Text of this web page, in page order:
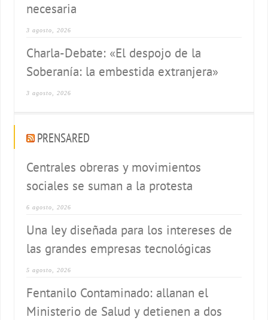
necesaria
3 agosto, 2026
Charla-Debate: «El despojo de la
Soberanía: la embestida extranjera»
3 agosto, 2026
PRENSARED
Centrales obreras y movimientos
sociales se suman a la protesta
6 agosto, 2026
Una ley diseñada para los intereses de
las grandes empresas tecnológicas
5 agosto, 2026
Fentanilo Contaminado: allanan el
Ministerio de Salud y detienen a dos